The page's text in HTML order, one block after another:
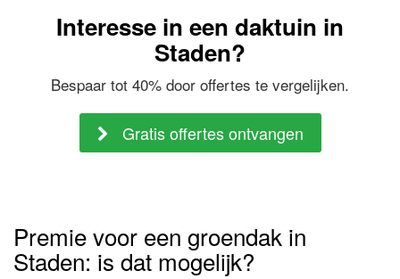
Interesse in een daktuin in
Staden?
Bespaar tot 40% door offertes te vergelijken.
Gratis offertes ontvangen
Premie voor een groendak in
Staden: is dat mogelijk?